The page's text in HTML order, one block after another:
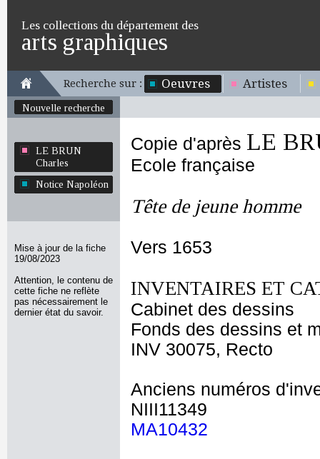
Les collections du département des
arts graphiques
Recherche sur : Oeuvres Artistes
Nouvelle recherche
LE BRUN
Charles
Notice Napoléon
Mise à jour de la fiche
19/08/2023
Attention, le contenu de
cette fiche ne reflète
pas nécessairement le
dernier état du savoir.
Copie d'après LE
Ecole française
Tête de jeune homme
Vers 1653
INVENTAIRES ET
Cabinet des dessins
Fonds des dessins et
INV 30075, Recto
Anciens numéros
NIII11349
MA10432